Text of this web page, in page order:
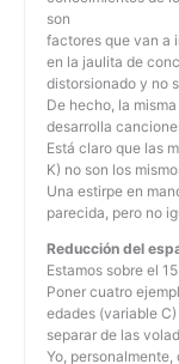
son
factores que van a
en la jaulita de
distorsionado y no
De hecho, la
desarrolla
Está claro que las
K) no son los
Una estirpe en
parecida, pero no
Reducción del
Estamos sobre el
Poner cuatro
edades (variable
separar de las
Yo,